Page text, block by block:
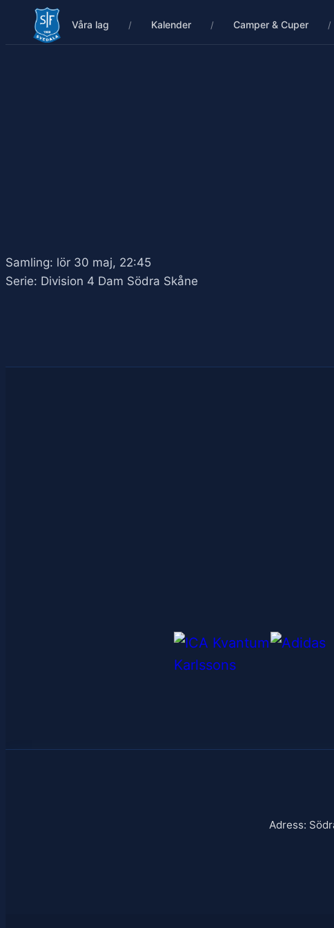
Våra lag Kalender Camper & Cuper
Samling: lör 30 maj, 22:45
Serie: Division 4 Dam Södra Skåne
Adress: